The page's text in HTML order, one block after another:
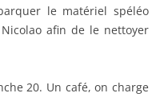
le matériel spéléo
afin de le nettoyer
20. Un café, on charge